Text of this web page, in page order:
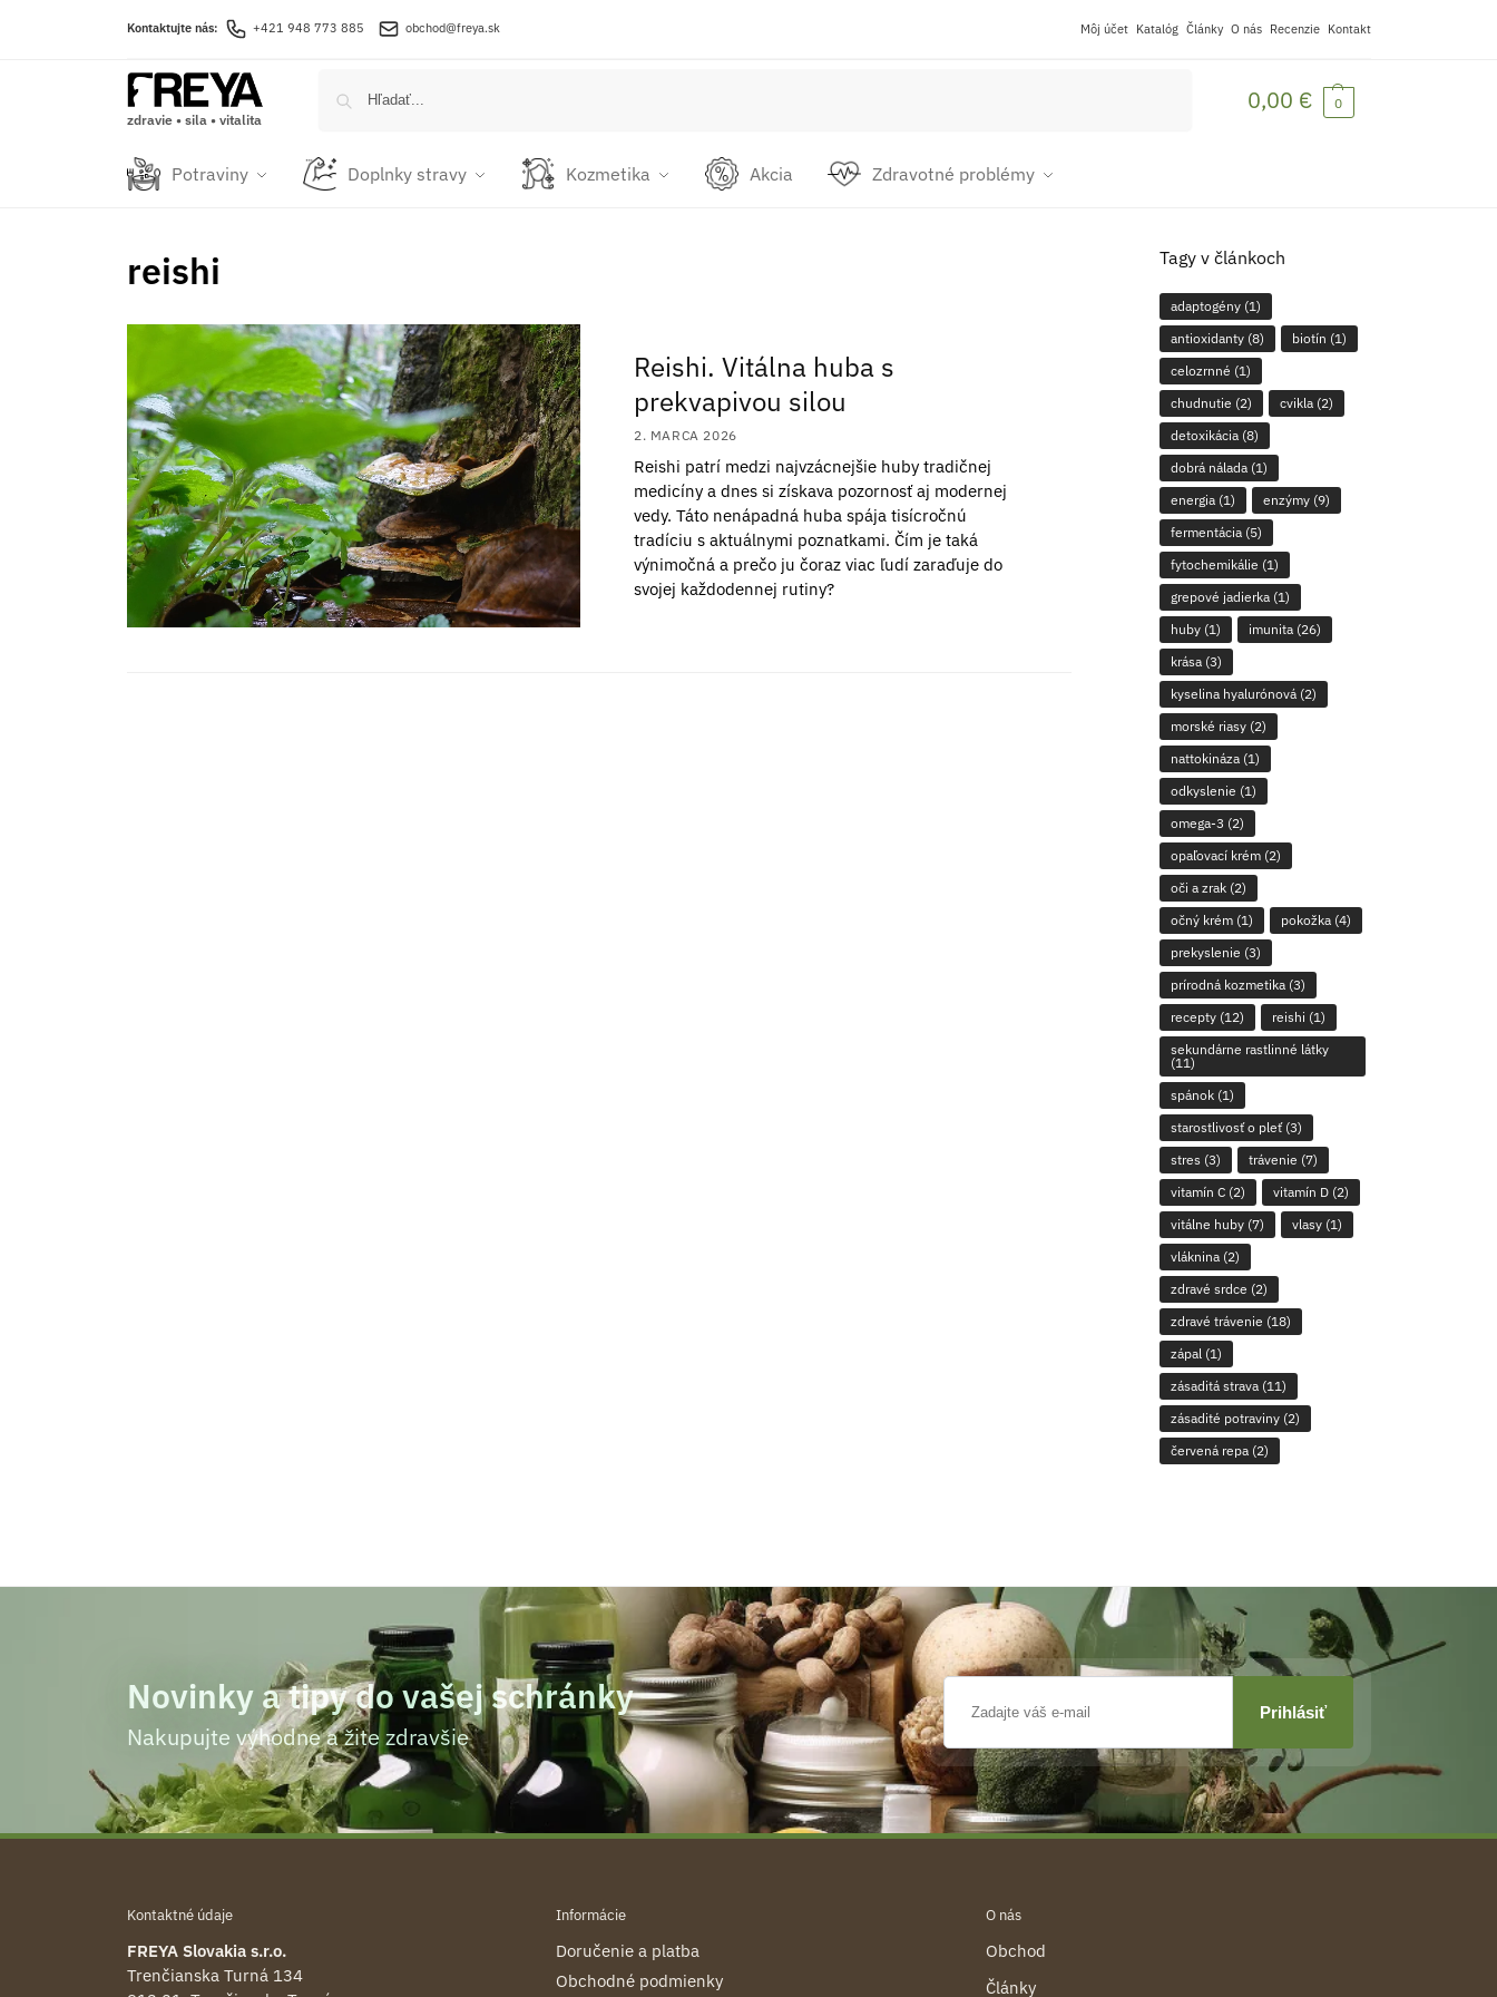
Kontaktujte nás: +421 948 773 885 obchod@freya.sk Môj účet Katalóg Články O nás Recenzie Kontakt
zdravie • sila • vitalita
0,00 € 0
Potraviny Doplnky stravy Kozmetika Akcia Zdravotné problémy
reishi
Reishi. Vitálna huba s
prekvapivou silou
2. MARCA 2026
Reishi patrí medzi najvzácnejšie huby tradičnej
medicíny a dnes si získava pozornosť aj modernej
vedy. Táto nenápadná huba spája tisícročnú
tradíciu s aktuálnymi poznatkami. Čím je taká
výnimočná a prečo ju čoraz viac ľudí zaraďuje do
svojej každodennej rutiny?
Tagy v článkoch
adaptogény(1)
antioxidanty(8) biotín (1)
celozrnné (1)
chudnutie (2) cvikla(2)
detoxikácia(8)
dobrá nálada(1)
energia(1) enzýmy(9)
fermentácia(5)
fytochemikálie (1)
grepové jadierka(1)
huby(1) imunita(26)
krása(3)
kyselina hyalurónová(2)
morské riasy(2)
nattokináza(1)
odkyslenie (1)
omega-3 (2)
opaľovací krém(2)
oči a zrak(2)
očný krém(1) pokožka(4)
prekyslenie (3)
prírodná kozmetika(3)
recepty(12) reishi (1)
sekundárne rastlinné látky
(11)
spánok(1)
starostlivosť o pleť(3)
stres (3) trávenie (7)
vitamín C(2) vitamín D(2)
vitálne huby(7) vlasy(1)
vláknina(2)
zdravé srdce (2)
zdravé trávenie (18)
zápal(1)
zásaditá strava(11)
zásadité potraviny(2)
červená repa(2)
Novinky a tipy do vašej schránky
Nakupujte výhodne a žite zdravšie
Kontaktné údaje
FREYA Slovakia s.r.o.
Trenčianska Turná 134
Informácie
Doručenie a platba
Obchodné podmienky
O nás
Obchod
Články